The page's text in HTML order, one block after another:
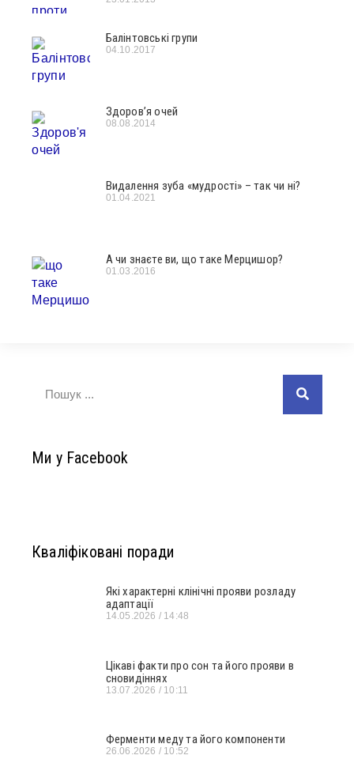
Балінтовські групи
04.10.2017
Здоров’я очей
08.08.2014
Видалення зуба «мудрості» – так чи ні?
01.04.2021
А чи знаєте ви, що таке Мерцишор?
01.03.2016
Ми у Facebook
Кваліфіковані поради
Які характерні клінічні прояви розладу
адаптації
14.05.2026 14:48
Цікаві факти про сон та його прояви в
сновидіннях
13.07.2026 10:11
Ферменти меду та його компоненти
26.06.2026 10:52